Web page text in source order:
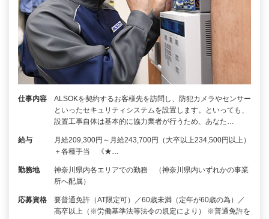
仕事内容
ALSOKを契約するお客様先を訪問し、防犯カメラやセンサー
といったセキュリティシステムを設置します。といっても、
設置工事自体は基本的に協力業者が行うため、あなた…
給与
月給209,300円～月給243,700円（大卒以上234,500円以上）
＋各種手当 《★…
勤務地
神奈川県内各エリアでの勤務 （神奈川県内いずれかの事業
所へ配属）
応募資格
要普通免許（AT限定可）／60歳未満（定年が60歳の為）／
高卒以上（※労働基準法等法令の規定により） ※普通免許を